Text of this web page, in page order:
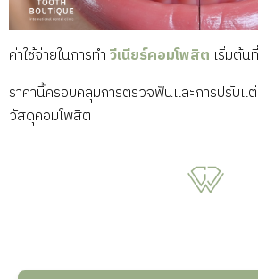
ค่าใช้จ่ายในการทำวีเนียร์คอมโพสิต เริ่มต้
ราคานี้ครอบคลุมการตรวจฟันและการปรับแ
วัสดุคอมโพสิต